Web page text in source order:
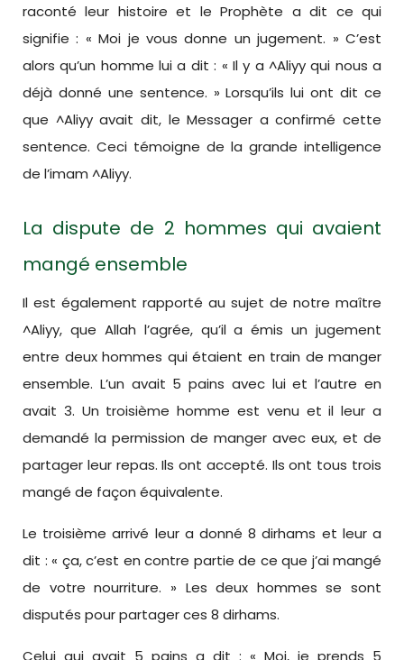
raconté leur histoire et le Prophète a dit ce qui
signifie : « Moi je vous donne un jugement. » C’est
alors qu’un homme lui a dit : « Il y a ^Aliyy qui nous a
déjà donné une sentence. » Lorsqu’ils lui ont dit ce
que ^Aliyy avait dit, le Messager a confirmé cette
sentence. Ceci témoigne de la grande intelligence
de l’imam ^Aliyy.
La dispute de 2 hommes qui avaient
mangé ensemble
Il est également rapporté au sujet de notre maître
^Aliyy, que Allah l’agrée, qu’il a émis un jugement
entre deux hommes qui étaient en train de manger
ensemble. L’un avait 5 pains avec lui et l’autre en
avait 3. Un troisième homme est venu et il leur a
demandé la permission de manger avec eux, et de
partager leur repas. Ils ont accepté. Ils ont tous trois
mangé de façon équivalente.
Le troisième arrivé leur a donné 8 dirhams et leur a
dit : « ça, c’est en contre partie de ce que j’ai mangé
de votre nourriture. » Les deux hommes se sont
disputés pour partager ces 8 dirhams.
Celui qui avait 5 pains a dit : « Moi, je prends 5